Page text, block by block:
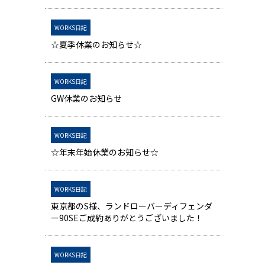
WORKS日記
☆夏季休業のお知らせ☆
WORKS日記
GW休業のお知らせ
WORKS日記
☆年末年始休業のお知らせ☆
WORKS日記
東京都のS様、ランドローバーディフェンダ
ー90SEご成約ありがとうございました！
WORKS日記